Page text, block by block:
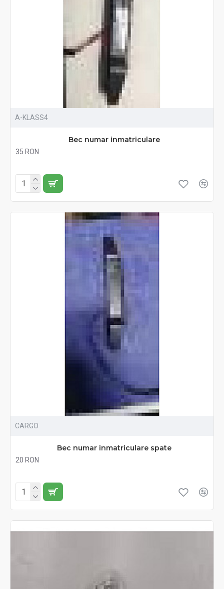
A-KLASS4
Bec numar inmatriculare
35 RON
CARGO
Bec numar inmatriculare spate
20 RON